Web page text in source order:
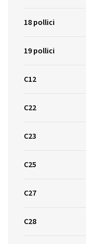
18 pollici
19 pollici
C12
C22
C23
C25
C27
C28